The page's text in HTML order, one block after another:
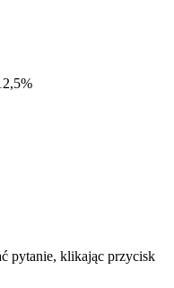
pytanie, klikając przycisk